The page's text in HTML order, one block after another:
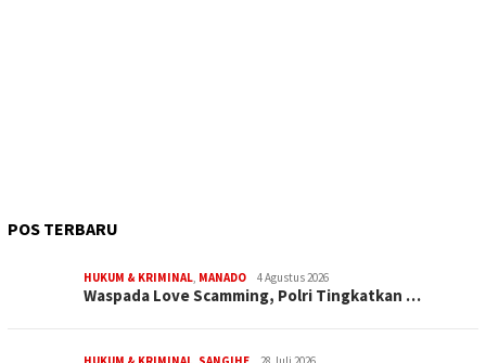
POS TERBARU
HUKUM & KRIMINAL, MANADO 4 Agustus 2026
Waspada Love Scamming, Polri Tingkatkan …